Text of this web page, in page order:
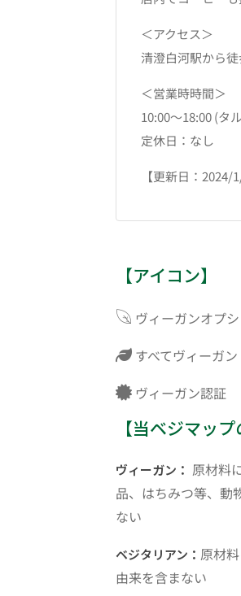
＜アクセス＞
清澄白河駅から
＜営業時時間＞
10:00〜18:00 (タ
定休日：なし
【更新日：2024/
【アイコン】
ヴィーガンオプ
すべてヴィーガン
ヴィーガン認証
【当ベジマップ
ヴィーガン： 原材料
品、はちみつ等、動
ない
ベジタリアン： 原材
由来を含まない